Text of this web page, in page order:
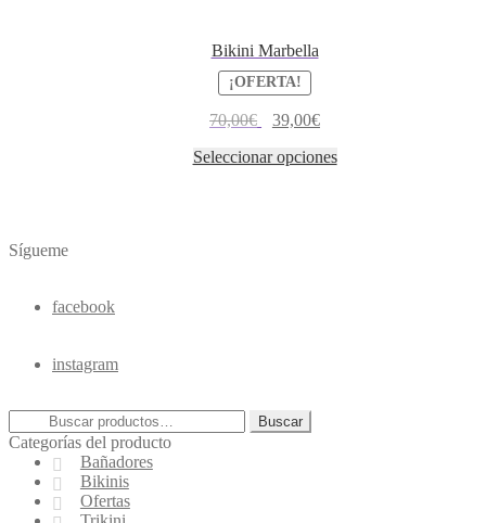
Bikini Marbella
¡OFERTA!
70,00€ 39,00€
Seleccionar opciones
Sígueme
facebook
instagram
Buscar
Categorías del producto
Bañadores
Bikinis
Ofertas